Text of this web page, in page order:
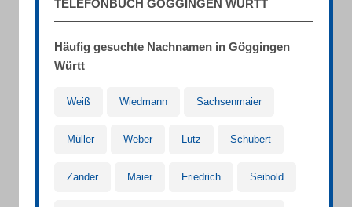
TELEFONBUCH GÖGGINGEN WÜRTT
Häufig gesuchte Nachnamen in Göggingen
Württ
Weiß Wiedmann Sachsenmaier
Müller Weber Lutz Schubert
Zander Maier Friedrich Seibold